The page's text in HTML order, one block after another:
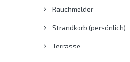
Rauchmelder
Strandkorb (persönlich)
Terrasse